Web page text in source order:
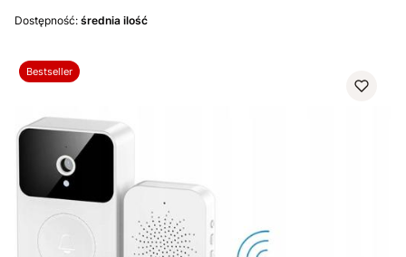
Dostępność: średnia ilość
Bestseller